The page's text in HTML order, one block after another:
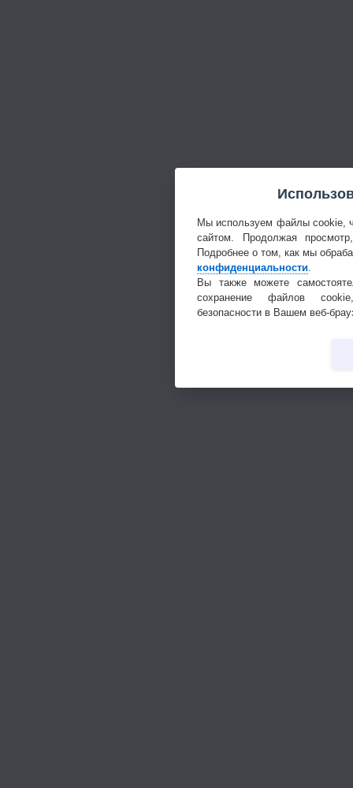
Мы используем файлы cookie,
сайтом. Продолжая
Подробнее о том, как мы
конфиденциальности
Вы также можете
сохранение файлов
безопасности в Вашем веб-